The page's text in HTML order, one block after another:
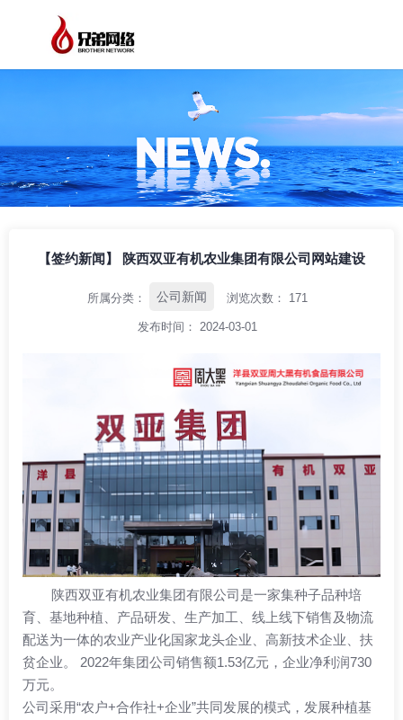
【签约新闻】 陕西双亚有机农业集团有限公司网站建设
所属分类： 公司新闻 浏览次数： 171
发布时间： 2024-03-01
陕西双亚有机农业集团有限公司是一家集种子品种培
育、基地种植、产品研发、生产加工、线上线下销售及物流
配送为一体的农业产业化国家龙头企业、高新技术企业、扶
贫企业。 2022年集团公司销售额1.53亿元，企业净利润730
万元。
公司采用“农户+合作社+企业”共同发展的模式，发展种植基